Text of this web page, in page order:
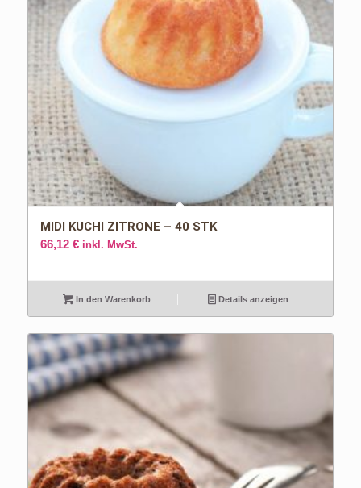
MIDI KUCHI ZITRONE – 40 STK
66,12 € inkl. MwSt.
In den Warenkorb Details anzeigen